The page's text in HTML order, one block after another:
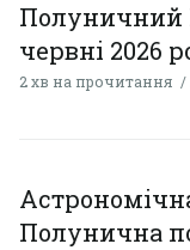
Полуничний
червні 2026
2 хв на прочитання
Полунична